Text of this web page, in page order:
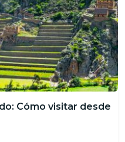
Cómo visitar desde